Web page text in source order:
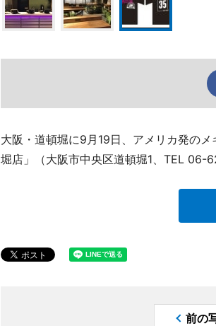
大阪・道頓堀に9月19日、アメリカ発の
堀店」（大阪市中央区道頓堀1、TEL 06-
前の